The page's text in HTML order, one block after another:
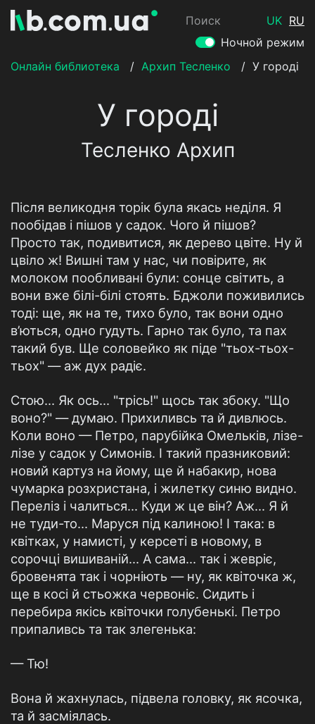
Поиск UK RU
Ночной режим
Онлайн библиотека
/ Архип Тесленко / У городі
У городі
Тесленко Архип
Після великодня торік була якась неділя. Я
пообідав і пішов у садок. Чого й пішов?
Просто так, подивитися, як дерево цвіте. Ну й
цвіло ж! Вишні там у нас, чи повірите, як
молоком пообливані були: сонце світить, а
вони вже білі-білі стоять. Бджоли поживились
тоді: ще, як на те, тихо було, так вони одно
в’ються, одно гудуть. Гарно так було, та пах
такий був. Ще соловейко як піде "тьох-тьох-
тьох" — аж дух радіє.
Стою... Як ось... "трісь!" щось так збоку. "Що
воно?" — думаю. Прихиливсь та й дивлюсь.
Коли воно — Петро, парубійка Омельків, лізе-
лізе у садок у Симонів. І такий празниковий:
новий картуз на йому, ще й набакир, нова
чумарка розхристана, і жилетку синю видно.
Переліз і чалиться... Куди ж це він? Аж... Я й
не туди-то... Маруся під калиною! І така: в
квітках, у намисті, у керсеті в новому, в
сорочці вишиваній... А сама... так і жевріє,
бровенята так і чорніють — ну, як квіточка ж,
ще в косі й стьожка червоніє. Сидить і
перебира якісь квіточки голубенькі. Петро
припаливсь та так злегенька:
— Тю!
Вона й жахнулась, підвела головку, як ясочка,
та й засміялась.